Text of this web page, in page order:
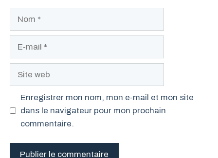
Site
Enregistrer mon nom, mon e-mail et mon site
dans le navigateur pour mon prochain
commentaire.